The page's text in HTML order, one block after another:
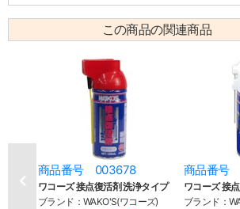
この商品の関連商品
商品番号 003678
ワコーズ 接点復活剤 洗浄タイプ
ブランド：WAKO'S(ワコーズ)
商品番号
ワコーズ 接
ブランド：